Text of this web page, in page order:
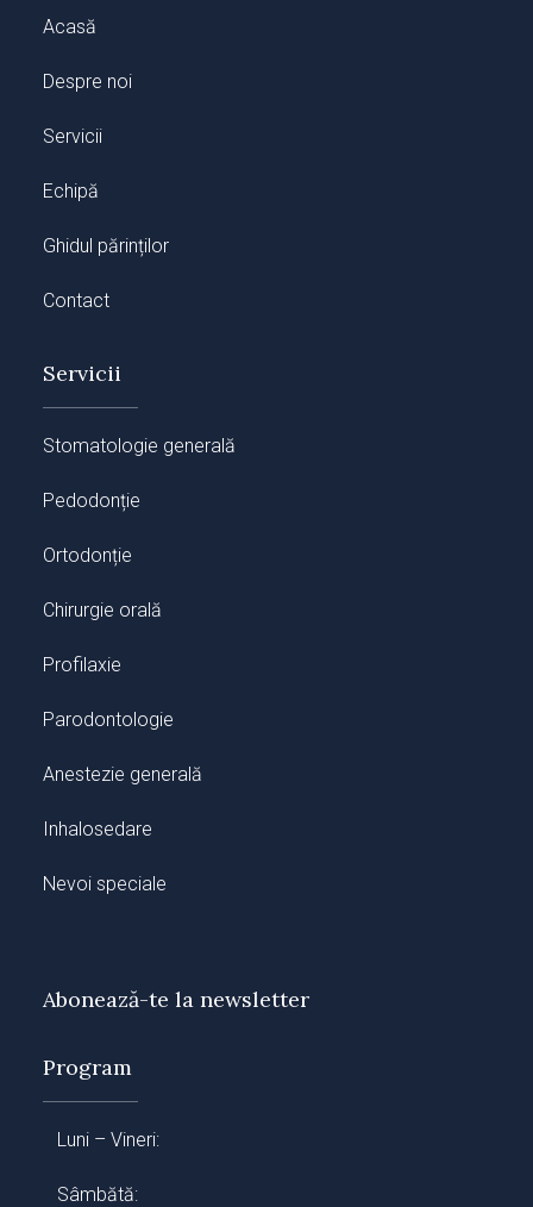
Acasă
Despre noi
Servicii
Echipă
Ghidul părinților
Contact
Servicii
Stomatologie generală
Pedodonție
Ortodonție
Chirurgie orală
Profilaxie
Parodontologie
Anestezie generală
Inhalosedare
Nevoi speciale
Abonează-te la newsletter
Program
Luni – Vineri:
Sâmbătă: